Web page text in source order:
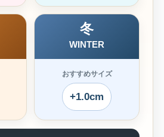
冬
WINTER
おすすめサイズ
+1.0cm